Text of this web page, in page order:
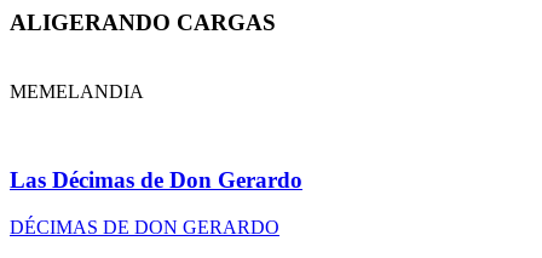
ALIGERANDO CARGAS
MEMELANDIA
Las Décimas de Don Gerardo
DÉCIMAS DE DON GERARDO